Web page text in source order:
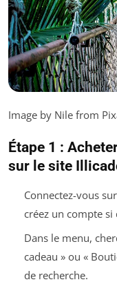
Image by Nile from
Étape 1 :
sur le site
Connectez-vous sur
créez un compte si
Dans le menu,
cadeau » ou «
de recherche.